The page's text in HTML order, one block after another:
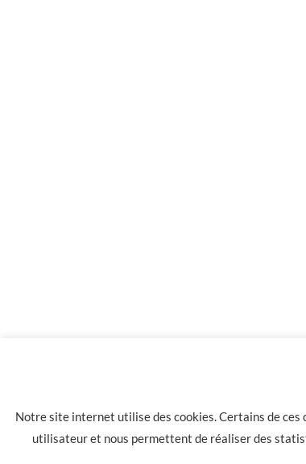
Notre site internet utilise des cookies. Certains de
utilisateur et nous permettent de réaliser des